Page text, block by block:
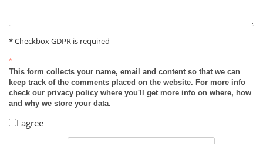
* Checkbox GDPR is required
*
This form collects your name, email and content so that we can
keep track of the comments placed on the website. For more info
check our privacy policy where you'll get more info on where, how
and why we store your data.
I agree